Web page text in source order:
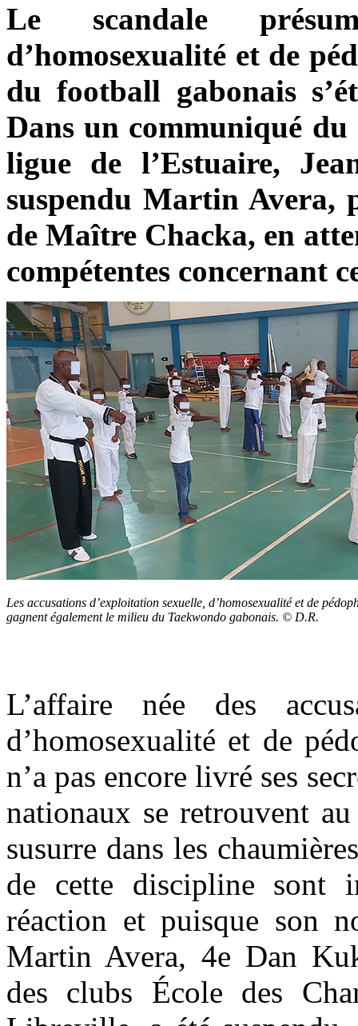
Le scandale
d’homosexualité et de
du football gabonais
Dans un communiqué
ligue de l’Estuaire,
suspendu Martin Avera,
de Maître Chacka, en
compétentes concernant
Les accusations d’exploitation sexuelle, d’homosexualité et de
gagnent également le milieu du Taekwondo gabonais. © D.R.
L’affaire née des
d’homosexualité et de
n’a pas encore livré ses
nationaux se retrouvent
susurre dans les
de cette discipline sont
réaction et puisque son
Martin Avera, 4e Dan
des clubs École des